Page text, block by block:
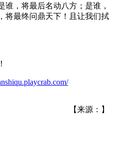
，将最后名动八方；是谁，
将最终问鼎天下！且让我们拭
【来源：】